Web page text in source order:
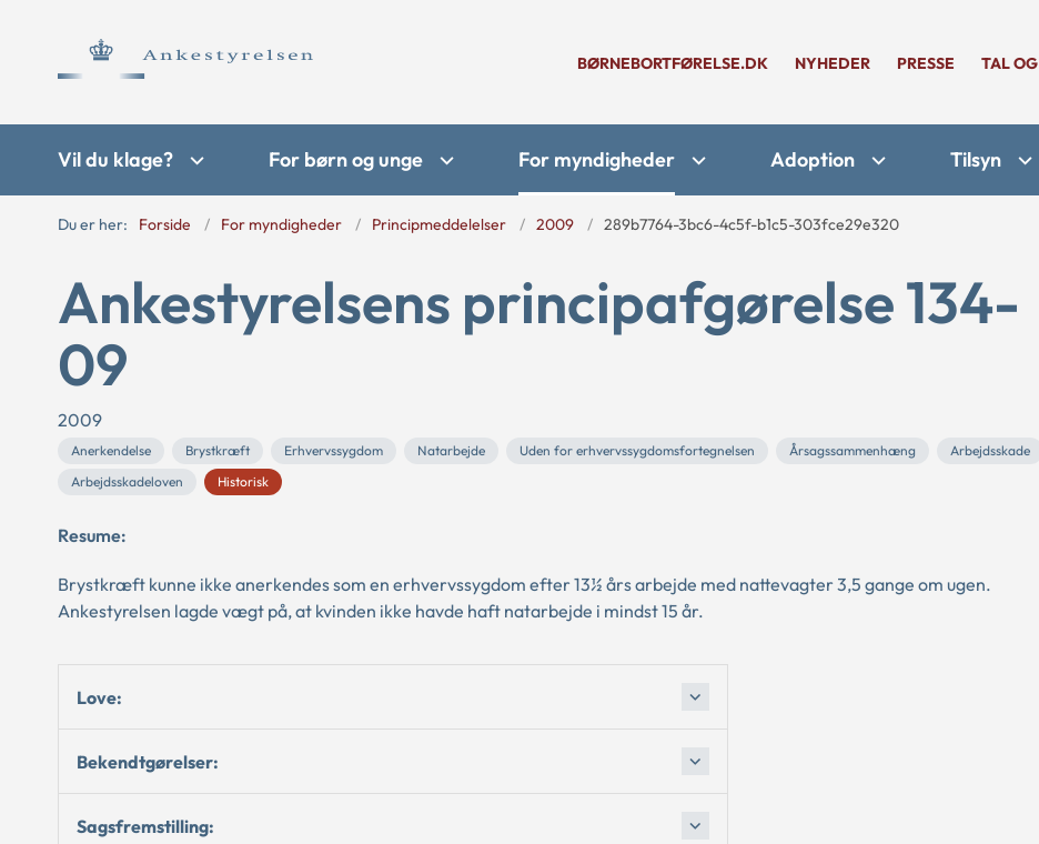
BØRNEBORTFØRELSE.DK NYHEDER PRESSE TAL
Vil du klage? For børn og unge For myndigheder Adoption Tilsyn
Du er her: Forside For myndigheder Principmeddelelser 2009 289b7764-3bc6-4c5f-b1c5-303fce29e320
Ankestyrelsens principafgørelse 134-
09
2009
Anerkendelse Brystkræft Erhvervssygdom Natarbejde Uden for erhvervssygdomsfortegnelsen Årsagssammenhæng
Arbejdsskade
Arbejdsskadeloven
Historisk
Resume:
Brystkræft kunne ikke anerkendes som en erhvervssygdom efter 13½ års arbejde med nattevagter 3,5 gange om ugen.
Ankestyrelsen lagde vægt på, at kvinden ikke havde haft natarbejde i mindst 15 år.
Love:
Bekendtgørelser:
Sagsfremstilling: